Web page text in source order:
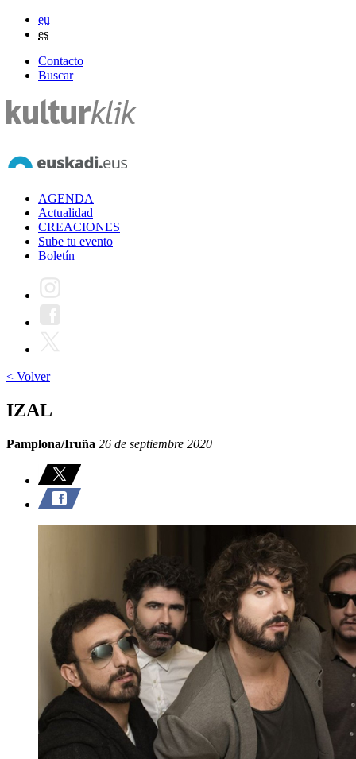
eu
es
Contacto
Buscar
AGENDA
Actualidad
CREACIONES
Sube tu evento
Boletín
< Volver
IZAL
Pamplona/Iruña 26 de septiembre 2020